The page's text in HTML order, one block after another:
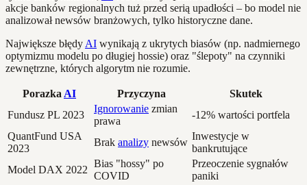
akcje banków regionalnych tuż przed serią upadłości – bo model nie
analizował newsów branżowych, tylko historyczne dane.
Największe błędy AI wynikają z ukrytych biasów (np. nadmiernego
optymizmu modelu po długiej hossie) oraz "ślepoty" na czynniki
zewnętrzne, których algorytm nie rozumie.
Porazka AI Przyczyna
Skutek
Fundusz PL 2023
Ignorowanie zmian
prawa
-12% wartości portfela
QuantFund USA
2023
Brak analizy newsów
Inwestycje w
bankrutujące
Model DAX 2022
Bias "hossy" po
COVID
Przeoczenie sygnałów
paniki